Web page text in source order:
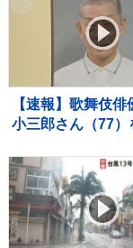
【速報】歌舞伎俳
小三郎さん（77）
京・新宿区の路上
の20代女性をはね
させたうえ、その
か 警視庁